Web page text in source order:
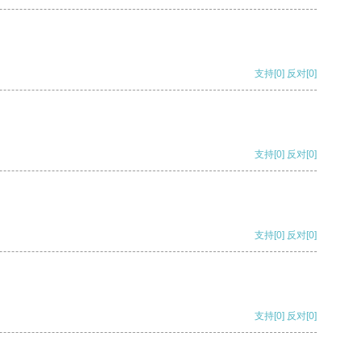
支持[0] 反对[0]
支持[0] 反对[0]
支持[0] 反对[0]
支持[0] 反对[0]